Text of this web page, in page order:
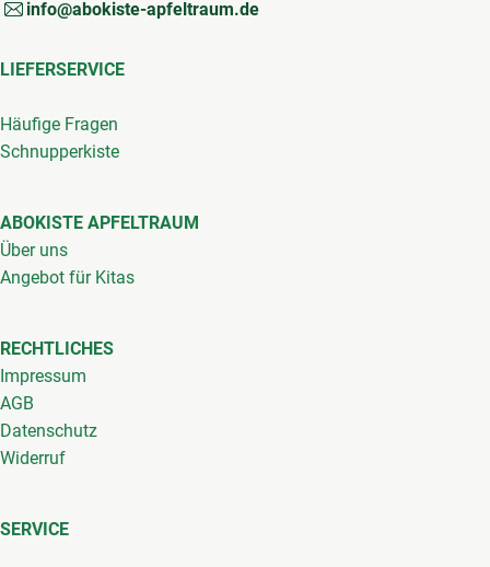
info@abokiste-apfeltraum.de
LIEFERSERVICE
Häufige Fragen
Schnupperkiste
ABOKISTE APFELTRAUM
Über uns
Angebot für Kitas
RECHTLICHES
Impressum
AGB
Datenschutz
Widerruf
SERVICE